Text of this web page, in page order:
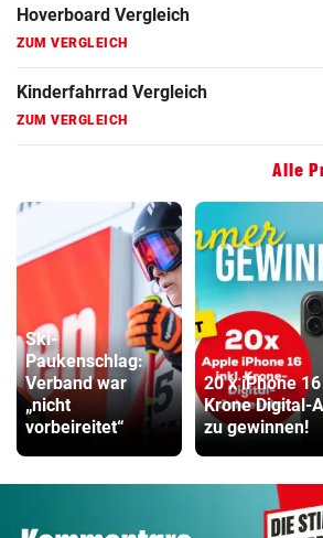
Hoverboard Vergleich
ZUM VERGLEICH
Kinderfahrrad Vergleich
ZUM VERGLEICH
Alle
Ski-
Paukenschlag:
Verband war
„nicht
vorbeireitet“
20 x iPhone
Krone Digital-
zu gewinnen!